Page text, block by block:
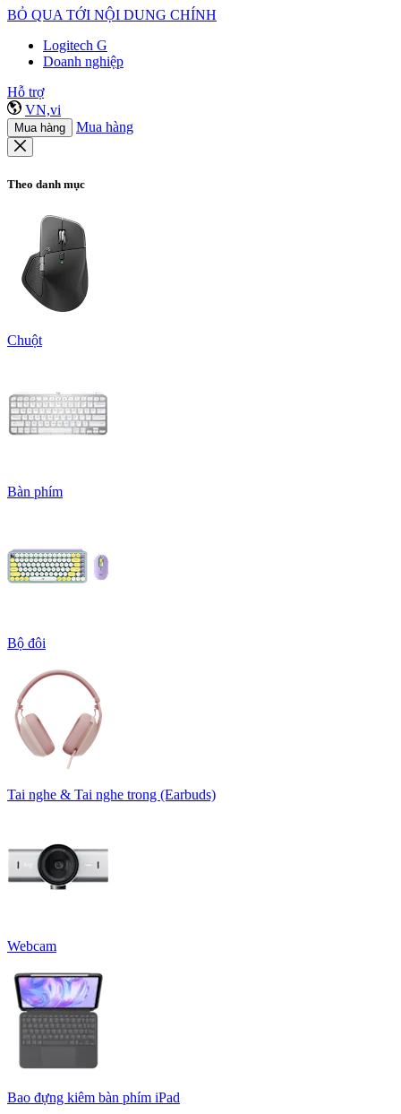
BỎ QUA TỚI NỘI DUNG CHÍNH
Logitech G
Doanh nghiệp
Hỗ trợ
VN,vi
Mua hàng Mua hàng
Theo danh mục
Chuột
Bàn phím
Bộ đôi
Tai nghe & Tai nghe trong (Earbuds)
Webcam
Bao đựng kiêm bàn phím iPad